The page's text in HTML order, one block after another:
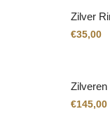
Zilver
€35,00
Zilveren
Citrien
€145,00